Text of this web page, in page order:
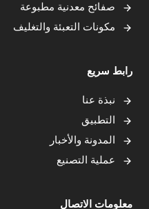
صفائح معدنية مطبوعة
مكونات التعبئة والتغليف
رابط سريع
نبذة عنا
التطبيق
المدونة والأخبار
عملية التصنيع
معلومات الاتصال